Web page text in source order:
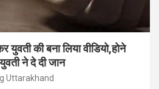
की बना लिया वीडियो,होने
ने दे दी जान
Uttarakhand